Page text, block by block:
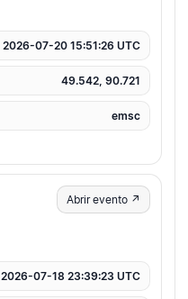
2026-07-20 15:51:26 UTC
49.542, 90.721
emsc
Abrir evento ↗
2026-07-18 23:39:23 UTC